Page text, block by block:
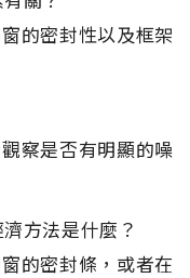
的密封性以及框架
察是否有明顯的噪
方法是什麼？
的密封條，或者在